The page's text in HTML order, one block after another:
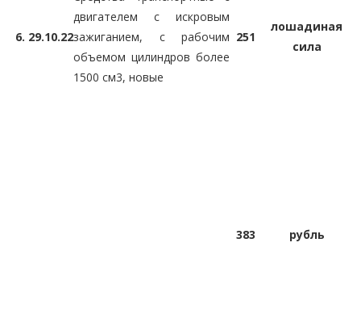
6. 29.10.22
двигателем с искровым
зажиганием, с рабочим
объемом цилиндров более
1500 см3, новые
251
лошадиная
сила
383 рубль